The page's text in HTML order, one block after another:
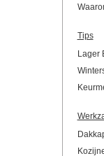
Tips
Lager